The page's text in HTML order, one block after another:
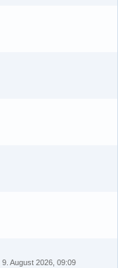
9. August 2026, 09:09